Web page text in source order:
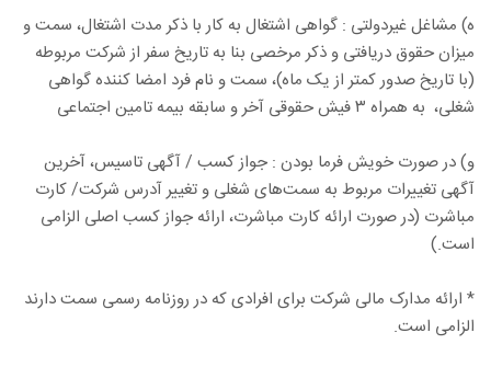
ه) مشاغل غیردولتی : گواهی اشتغال به کار با ذکر مدت اشتغال، سمت و
میزان حقوق دریافتی و ذکر مرخصی بنا به تاریخ سفر از شرکت مربوطه
(با تاریخ صدور کمتر از یک ماه)، سمت و نام فرد امضا کننده گواهی
شغلی، به همراه ۳ فیش حقوقی آخر و سابقه بیمه تامین اجتماعی
و) در صورت خویش فرما بودن : جواز کسب / آگهی تاسیس، آخرین
آگهی تغییرات مربوط به سمت‌های شغلی و تغییر آدرس شرکت/ کارت
مباشرت (در صورت ارائه کارت مباشرت، ارائه جواز کسب اصلی الزامی
است.)
* ارائه مدارک مالی شرکت برای افرادی که در روزنامه رسمی سمت دارند
الزامی است.